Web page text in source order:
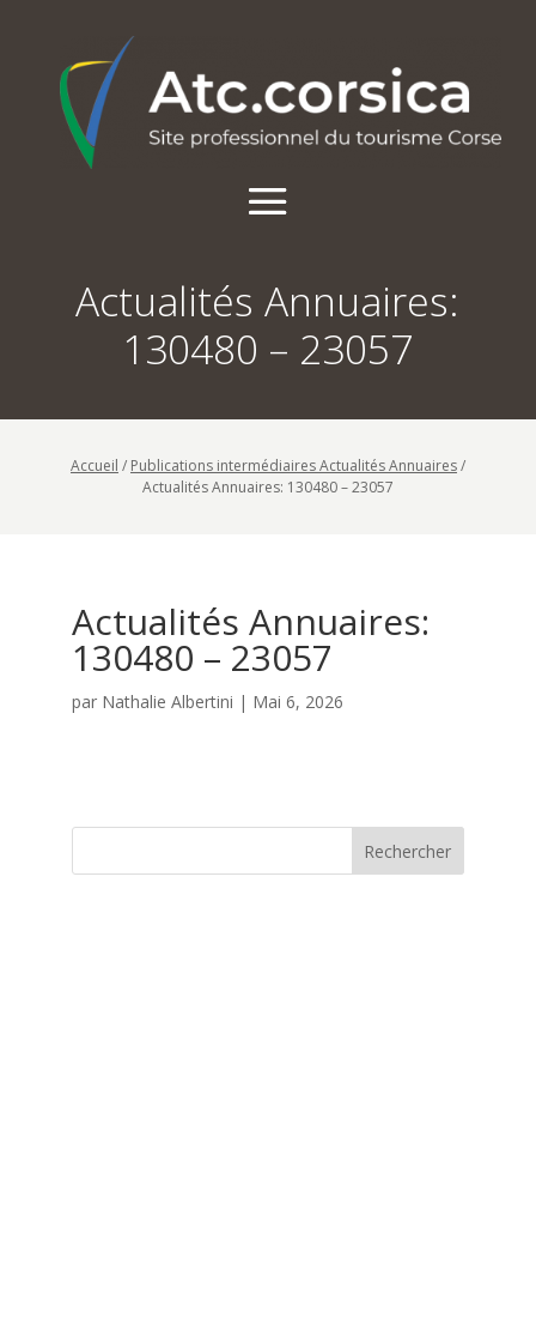
Actualités Annuaires:
130480 – 23057
Accueil / Publications intermédiaires Actualités Annuaires/
Actualités Annuaires: 130480 – 23057
Actualités Annuaires:
130480 – 23057
par Nathalie Albertini | Mai 6, 2026
Rechercher